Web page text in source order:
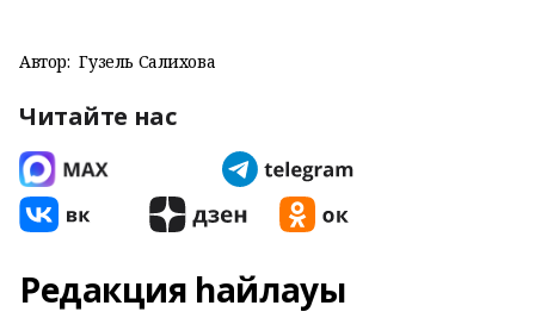
Автор: Гузель Салихова
Читайте нас
Редакция һайлауы